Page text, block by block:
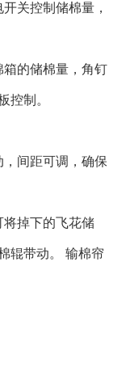
关控制储棉量，
箱的储棉量，角钉
控制。
，间距可调，确保
将掉下的飞花储
辊带动。 输棉帘
连动。